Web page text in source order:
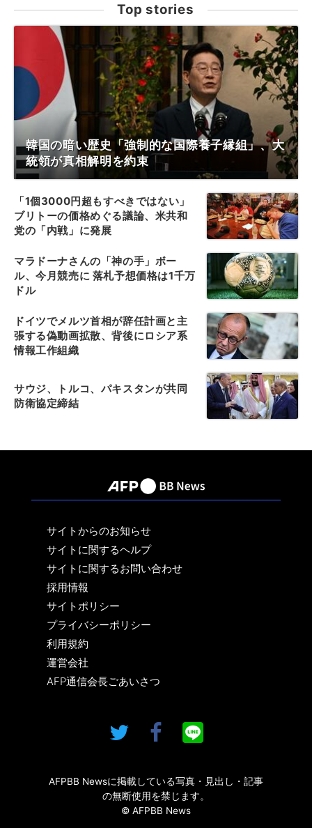
Top stories
韓国の暗い歴史「強制的な国際養子縁組」、大
統領が真相解明を約束
「1個3000円超もすべきではない」
ブリトーの価格めぐる議論、米共和
党の「内戦」に発展
マラドーナさんの「神の手」ボー
ル、今月競売に 落札予想価格は1千万
ドル
ドイツでメルツ首相が辞任計画と主
張する偽動画拡散、背後にロシア系
情報工作組織
サウジ、トルコ、パキスタンが共同
防衛協定締結
サイトからのお知らせ
サイトに関するヘルプ
サイトに関するお問い合わせ
採用情報
サイトポリシー
プライバシーポリシー
利用規約
運営会社
AFP通信会長ごあいさつ
AFPBB Newsに掲載している写真・見出し・記事
の無断使用を禁じます。
© AFPBB News